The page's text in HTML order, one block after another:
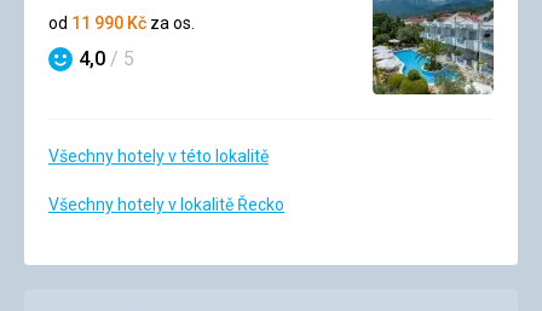
3/5
od 11 990 Kč za os.
Hodnocení
4,0 / 5
Všechny hotely v této lokalitě
Všechny hotely v lokalitě Řecko